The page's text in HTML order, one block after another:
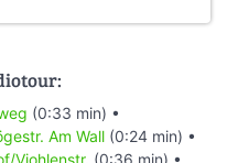
(0:33 min) •
Am Wall (0:24 min) •
Viohlenstr. (0:36 min) •